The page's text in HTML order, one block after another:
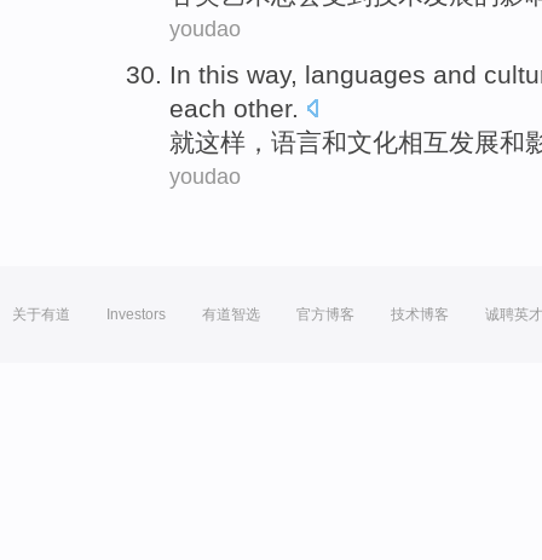
youdao
In this way, languages and
each other.
就这样，语言和文化相互发展和
youdao
关于有道 Investors 有道智选 官方博客 技术博客 诚聘英才